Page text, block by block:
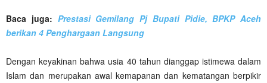
Baca juga: Prestasi Gemilang Pj Bupati Pidie, BPKP Aceh
berikan 4 Penghargaan Langsung
Dengan keyakinan bahwa usia 40 tahun dianggap istimewa dalam
Islam dan merupakan awal kemapanan dan kematangan berpikir